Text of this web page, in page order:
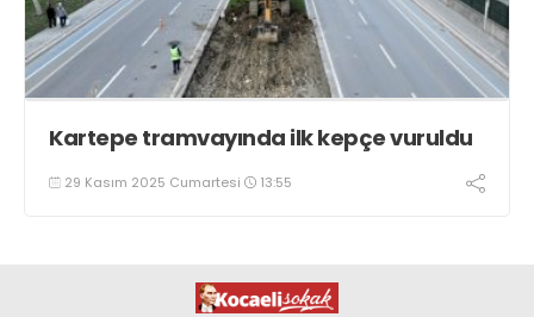
Kartepe tramvayında ilk kepçe vuruldu
29 Kasım 2025 Cumartesi 13:55